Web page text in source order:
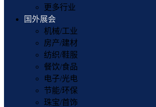
更多行业
国外展会
机械/工业
房产/建材
纺织/鞋服
餐饮/食品
电子/光电
节能/环保
珠宝/首饰